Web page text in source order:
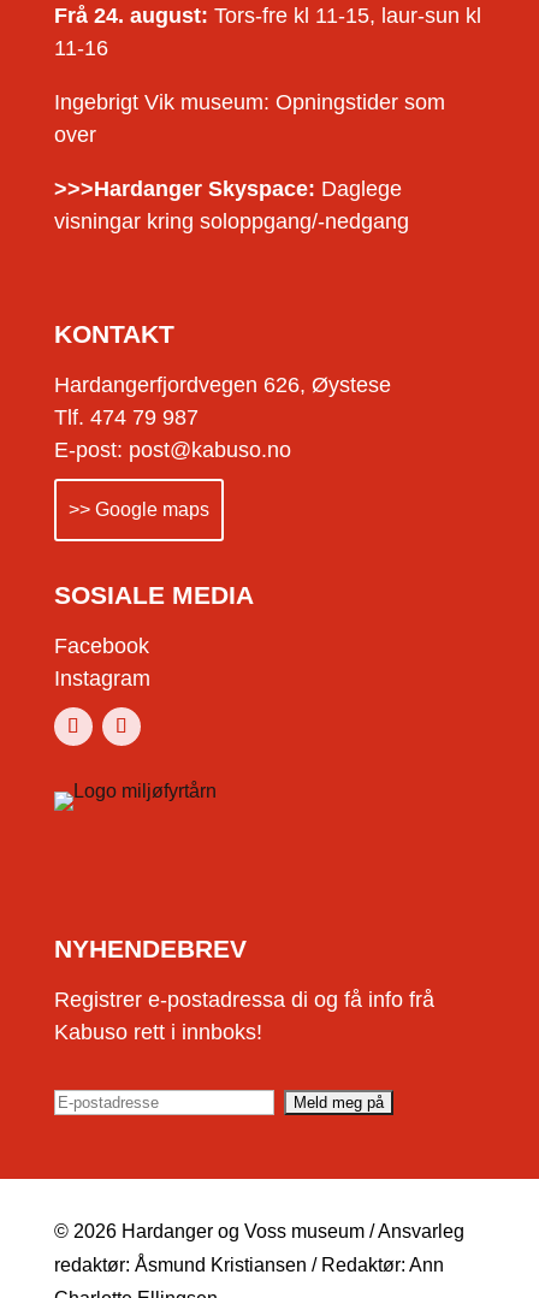
Frå 24. august: Tors-fre kl 11-15, laur-sun kl
11-16
Ingebrigt Vik museum: Opningstider som
over
>>>Hardanger Skyspace: Daglege
visningar kring soloppgang/-nedgang
KONTAKT
Hardangerfjordvegen 626, Øystese
Tlf. 474 79 987
E-post: post@kabuso.no
>> Google maps
SOSIALE MEDIA
Facebook
Instagram
NYHENDEBREV
Registrer e-postadressa di og få info frå
Kabuso rett i innboks!
© 2026 Hardanger og Voss museum / Ansvarleg
redaktør: Åsmund Kristiansen / Redaktør: Ann